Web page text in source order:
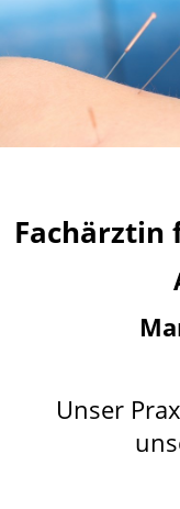
Fachärztin
Unser